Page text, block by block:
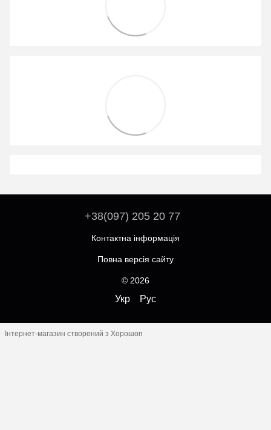
+38(097) 205 20 77
Контактна інформація
Повна версія сайту
© 2026
Укр Рус
Інтернет-магазин створений з Хорошоп